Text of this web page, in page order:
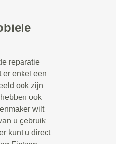
reparatie
er enkel een
ook zijn
ook
wilt
u gebruik
kunt u direct